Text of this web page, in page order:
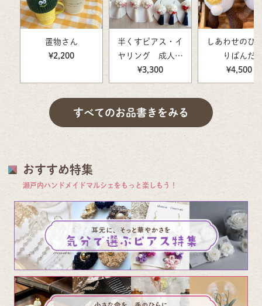
置物さん
¥2,200
半くすピアス・イ
ヤリング 成人式
ピアス・イヤリン
グ 卒業式ピア
ス・イヤリング
結婚式ピアス・イ
ヤリング 和風ピ
グ 着物ピアス・
¥3,300
しあわせのひ
りぱんだ
¥4,500
すべてのお品書きをみる
おすすめ特集
瀬戸内ハンドメイドマルシェをもっと楽しもう！